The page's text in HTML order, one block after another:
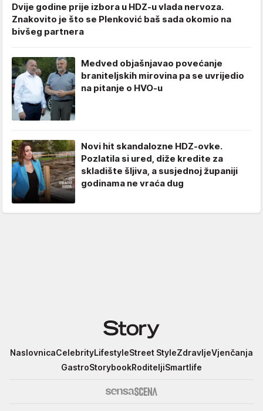
Dvije godine prije izbora u HDZ-u vlada nervoza.
Znakovito je što se Plenković baš sada okomio na
bivšeg partnera
Medved objašnjavao povećanje
braniteljskih mirovina pa se uvrijedio
na pitanje o HVO-u
Novi hit skandalozne HDZ-ovke.
Pozlatila si ured, diže kredite za
skladište šljiva, a susjednoj županiji
godinama ne vraća dug
Story
NaslovnicaCelebrityLifestyleStreet StyleZdravljeVjenčanja
GastroStorybookRoditeljiSmartlife